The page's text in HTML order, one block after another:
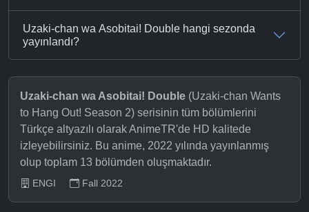
Uzaki-chan wa Asobitai! Double hangi sezonda
yayınlandı?
Uzaki-chan wa Asobitai! Double (Uzaki-chan Wants
to Hang Out! Season 2) serisinin tüm bölümlerini
Türkçe altyazılı olarak AnimeTR'de HD kalitede
izleyebilirsiniz. Bu anime, 2022 yılında yayınlanmış
olup toplam 13 bölümden oluşmaktadır.
ENGI Fall 2022